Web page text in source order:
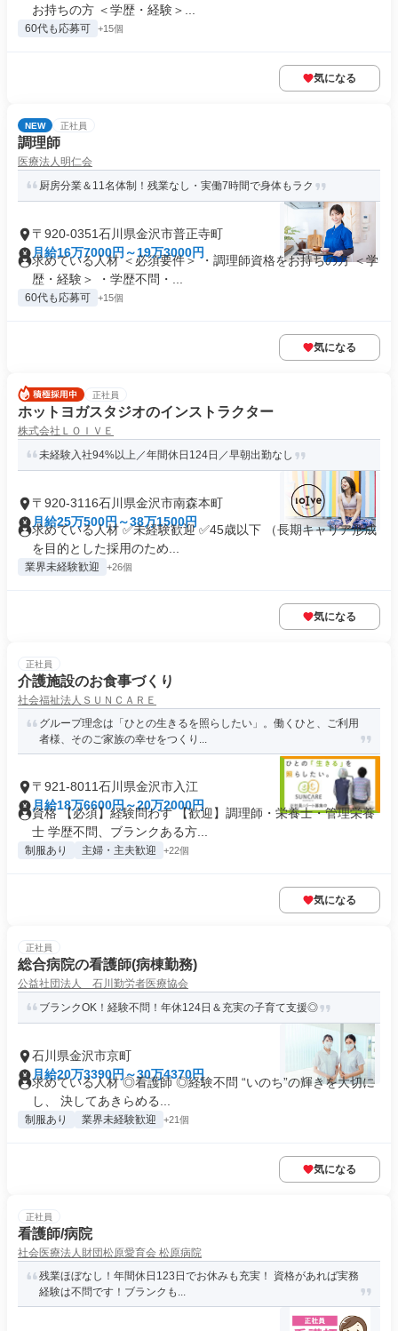
お持ちの方 ＜学歴・経験＞...
60代も応募可 +15個
気になる
NEW 正社員
調理師
医療法人明仁会
厨房分業＆11名体制！残業なし・実働7時間で身体もラク
〒920-0351石川県金沢市普正寺町
月給16万7000円～19万3000円
求めている人材 ＜必須要件＞ ・調理師資格をお持ちの方 ＜学
歴・経験＞ ・学歴不問・...
60代も応募可 +15個
気になる
正社員
ホットヨガスタジオのインストラクター
株式会社ＬＯＩＶＥ
未経験入社94%以上／年間休日124日／早朝出勤なし
〒920-3116石川県金沢市南森本町
月給25万500円～38万1500円
求めている人材 ✅未経験歓迎 ✅45歳以下 （長期キャリア形成
を目的とした採用のため...
業界未経験歓迎 +26個
気になる
正社員
介護施設のお食事づくり
社会福祉法人ＳＵＮＣＡＲＥ
グループ理念は「ひとの生きるを照らしたい」。働くひと、ご利用
者様、そのご家族の幸せをつくり...
〒921-8011石川県金沢市入江
月給18万6600円～20万2000円
資格 【必須】経験問わず 【歓迎】調理師・栄養士・管理栄養
士 学歴不問、ブランクある方...
制服あり 主婦・主夫歓迎 +22個
気になる
正社員
総合病院の看護師(病棟勤務)
公益社団法人 石川勤労者医療協会
ブランクOK！経験不問！年休124日＆充実の子育て支援◎
石川県金沢市京町
月給20万3390円～30万4370円
求めている人材 ◎看護師 ◎経験不問 “いのち”の輝きを大切に
し、 決してあきらめる...
制服あり 業界未経験歓迎 +21個
気になる
正社員
看護師/病院
社会医療法人財団松原愛育会 松原病院
残業ほぼなし！年間休日123日でお休みも充実！ 資格があれば実務
経験は不問です！ブランクも...